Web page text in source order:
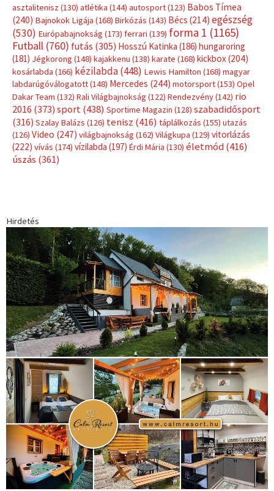
asztalitenisz (130) atlétika (144) autosport(123) Babos Tímea
(240) Bajnokok Ligája (168) Birkózás (143) Bécs (214) egészség
(530) Európabajnokság (173) ferrari (139) forma 1 (1165)
Futball (760) futás (305) Hosszú Katinka (186) hungaroring
(181) Jégkorong (148) kajakkenu (138) karate (168) kickbox(204)
kosárlabda (166) kézilabda(448) Lewis Hamilton (168) magyar
labdarúgóválogatott(148) Mercedes (244) motorsport(153) Opel
Dakar Team (132) Rali Világbajnokság (122) Rendezvény(142) rio
2016 (373) sport(438) Sportime Magazin (128) szabadidősport
(316) Szalay Balázs (126) tenisz (416) táplálkozás (155) utazás
(126) Video (247) világbajnokság (162) Világkupa (129) vitorlázás
(222) vívás (174) vízilabda (197) Érdi Mária (130) életmód(416)
úszás (361)
Hirdetés